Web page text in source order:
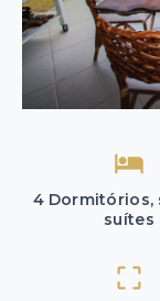
4 Dormitórios,
suítes